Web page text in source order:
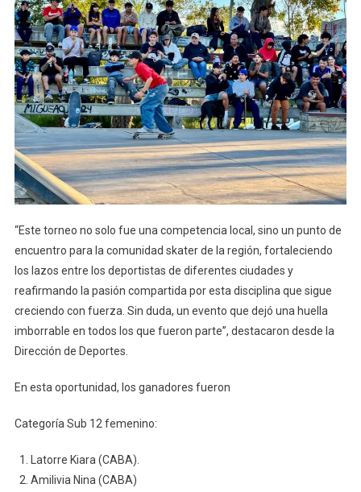
“Este torneo no solo fue una competencia local, sino un punto de
encuentro para la comunidad skater de la región, fortaleciendo
los lazos entre los deportistas de diferentes ciudades y
reafirmando la pasión compartida por esta disciplina que sigue
creciendo con fuerza. Sin duda, un evento que dejó una huella
imborrable en todos los que fueron parte”, destacaron desde la
Dirección de Deportes.
En esta oportunidad, los ganadores fueron
Categoría Sub 12 femenino:
Latorre Kiara (CABA).
Amilivia Nina (CABA)